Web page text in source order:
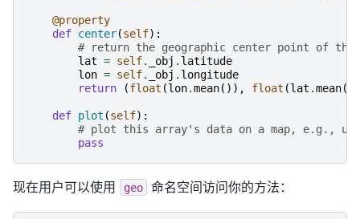
@property
def center(self):
# return the geographic center point of this
lat = self. _obj . latitude
lon = self. _obj . longitude
return
(float (lon.mean()), float (lat .mean
def plot (self):
# plot this array's data on a map, e.g.,
pass
现在用户可以使用 geo 命名空间访问你的方法：